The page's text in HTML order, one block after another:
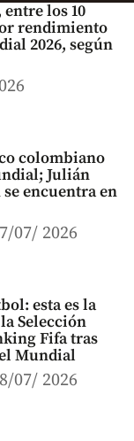
los 10
rendimiento
2026, según
colombiano
Julián
encuentra en
07/ 2026
esta es la
Selección
Fifa tras
Mundial
07/ 2026